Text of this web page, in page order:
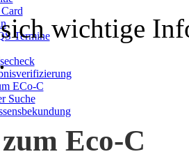
Termine
ECo-C
Suche
wichtige
Eco-C